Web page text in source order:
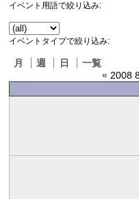
イベント用語で絞り込み:
イベントタイプで絞り込み:
月 週 日
一覧
« 2008